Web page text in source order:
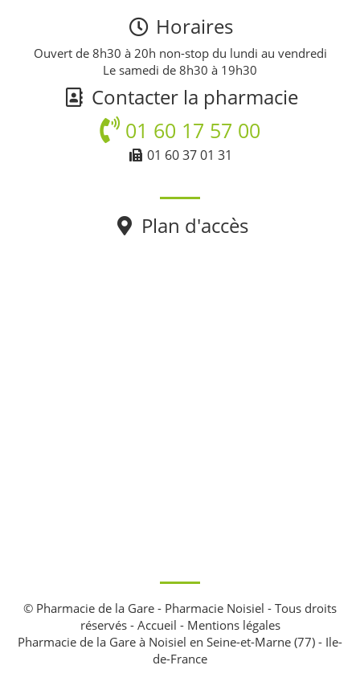
Horaires
Ouvert de 8h30 à 20h non-stop du lundi au vendredi
Le samedi de 8h30 à 19h30
Contacter la pharmacie
01 60 17 57 00
01 60 37 01 31
Plan d'accès
© Pharmacie de la Gare - Pharmacie Noisiel - Tous droits
réservés - Accueil - Mentions légales
Pharmacie de la Gare à Noisiel en Seine-et-Marne (77) - Ile-
de-France